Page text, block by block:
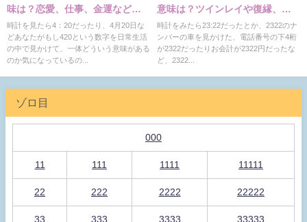
味は？恋愛、仕事、金運などの
意味
時計を見たら4：20だったり、4月20日な
どあなたがもし420という数字を日常生活
の中で見かけて、一体どういう意味がある
のか気になっているの...
意味は？ツインレイや復縁、片
思い、仕事の意味
時計をみたら23:22だったとか、2322のナ
ンバーの車を見かけた、電話番号の下4桁
が2322だったりお会計が2322円だったな
ど、2322...
ゾロ目
000
11 111 1111 11111
22 222 2222 22222
33 333 3333 33333